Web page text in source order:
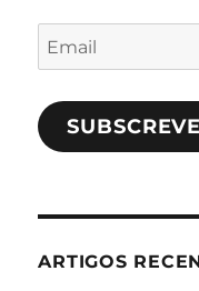
Email
ARTIGOS